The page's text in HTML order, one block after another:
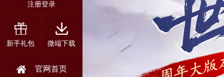
注册登录
新手礼包 微端下载
官网首页